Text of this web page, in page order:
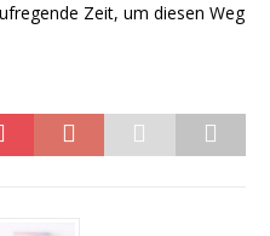
Zeit, um diesen Weg